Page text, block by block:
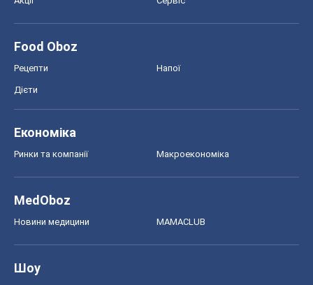
Food Oboz
Рецепти Напої
Дієти
Економіка
Ринки та компанії Макроекономіка
MedOboz
Новини медицини MAMACLUB
Шоу